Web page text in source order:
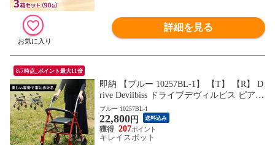
詳細を見る
8/7時点_ポイント最大11倍
即納 【ブルー 10257BL-1】 【T】 【R】 D
rive Devilbiss ドライブデヴィルビス ピアチ
ェーレ ウノ 歩行車 ※1枚目の画像は代表
イメージのため色・柄が異なる場合がござ
います。2枚目以降で色・柄をご確認下さ
い。
ブルー 10257BL-1
22,800円 送料込み
207
キレイスポット